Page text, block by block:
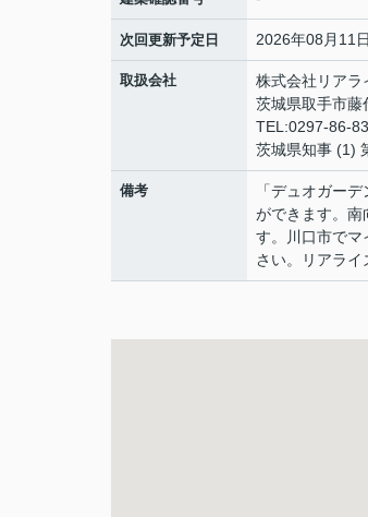
次回更新予定日 2026年08月11日
取扱会社
株式会社リアラ
茨城県取手市
TEL:0297-86-
茨城県知事 (1)
備考
「デュオガー
ができます。南
す。川口市で
さい。リアライ